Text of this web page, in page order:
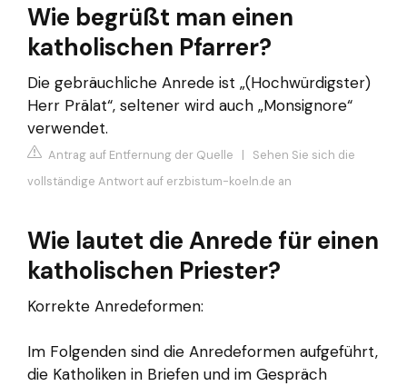
Wie begrüßt man einen
katholischen Pfarrer?
Die gebräuchliche Anrede ist „(Hochwürdigster)
Herr Prälat“, seltener wird auch „Monsignore“
verwendet.
Antrag auf Entfernung der Quelle | Sehen Sie sich die
vollständige Antwort auf erzbistum-koeln.de an
Wie lautet die Anrede für einen
katholischen Priester?
Korrekte Anredeformen:
Im Folgenden sind die Anredeformen aufgeführt,
die Katholiken in Briefen und im Gespräch